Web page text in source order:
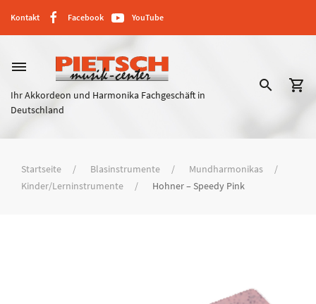
Kontakt Facebook YouTube
dehaze
Ihr Akkordeon und Harmonika Fachgeschäft in
Deutschland
search shopping_cart
Startseite Blasinstrumente
Mundharmonikas
Kinder/Lerninstrumente
Hohner – Speedy Pink